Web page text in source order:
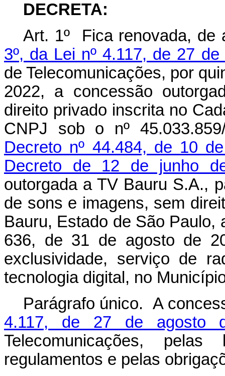
DECRETA:
Art. 1º Fica renovada,
3º, da Lei nº 4.117, de 27
de Telecomunicações, por
2022, a concessão
direito privado inscrita no
CNPJ sob o nº
Decreto nº 44.484, de 10
Decreto de 12 de junho
outorgada a TV Bauru S.A.,
de sons e imagens, sem
Bauru, Estado de São Paulo,
636, de 31 de agosto de
exclusividade, serviço de
tecnologia digital, no
Parágrafo único. A
4.117, de 27 de agosto
Telecomunicações,
regulamentos e pelas